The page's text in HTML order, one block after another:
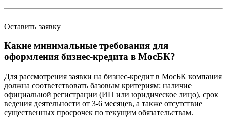
Оставить заявку
Какие минимальные требования для
оформления бизнес-кредита в МосБК?
Для рассмотрения заявки на бизнес-кредит в МосБК компания
должна соответствовать базовым критериям: наличие
официальной регистрации (ИП или юридическое лицо), срок
ведения деятельности от 3-6 месяцев, а также отсутствие
существенных просрочек по текущим обязательствам.